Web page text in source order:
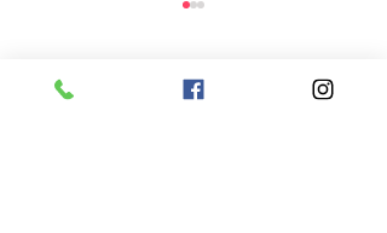
コメント